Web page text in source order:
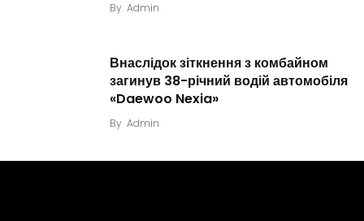
By Admin
Внаслідок зіткнення з комбайном
загинув 38-річний водій автомобіля
«Daewoo Nexia»
By Admin